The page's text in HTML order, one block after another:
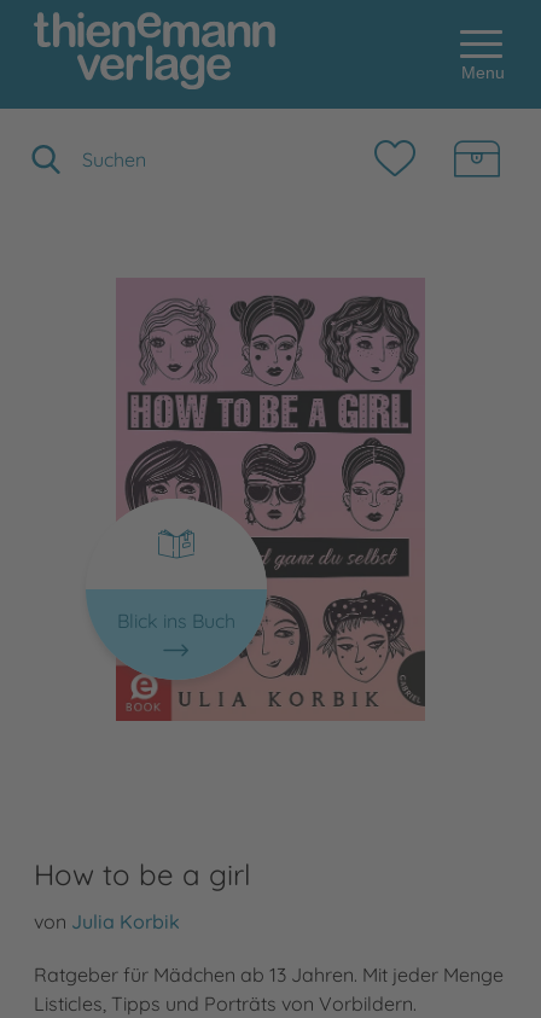
Menu
Blick ins Buch
How to be a girl
von Julia Korbik
Ratgeber für Mädchen ab 13 Jahren. Mit jeder Menge
Listicles, Tipps und Porträts von Vorbildern.